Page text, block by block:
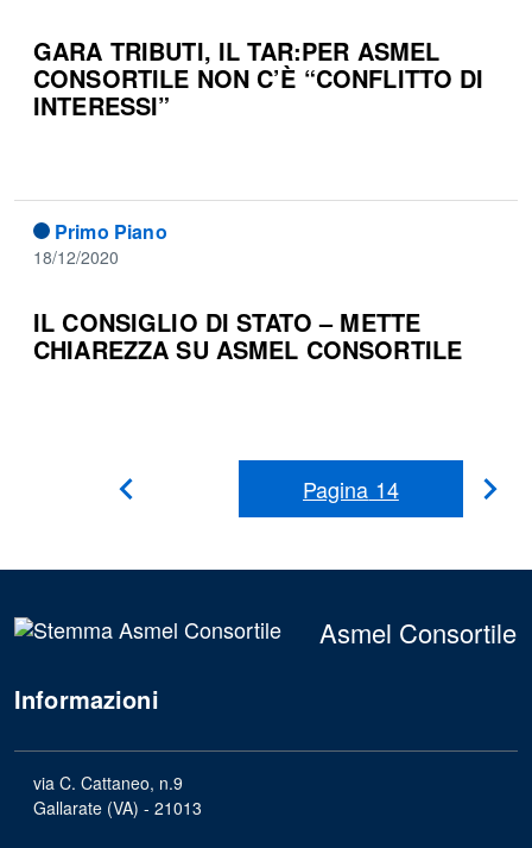
GARA TRIBUTI, IL TAR:PER ASMEL
CONSORTILE NON C’È “CONFLITTO DI
INTERESSI”
Primo Piano
18/12/2020
IL CONSIGLIO DI STATO – METTE
CHIAREZZA SU ASMEL CONSORTILE
Pagina 14
Asmel Consortile
Informazioni
via C. Cattaneo, n.9
Gallarate (VA) - 21013